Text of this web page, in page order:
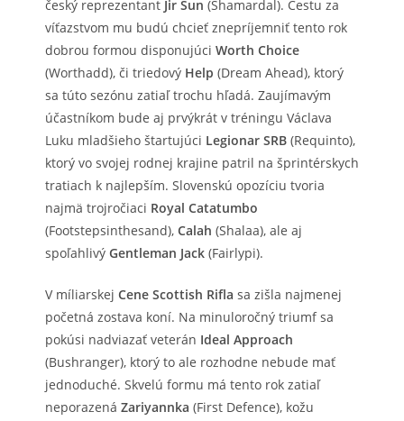
český reprezentant Jir Sun (Shamardal). Cestu za
víťazstvom mu budú chcieť znepríjemniť tento rok
dobrou formou disponujúci Worth Choice
(Worthadd), či triedový Help (Dream Ahead), ktorý
sa túto sezónu zatiaľ trochu hľadá. Zaujímavým
účastníkom bude aj prvýkrát v tréningu Václava
Luku mladšieho štartujúci Legionar SRB (Requinto),
ktorý vo svojej rodnej krajine patril na šprintérskych
tratiach k najlepším. Slovenskú opozíciu tvoria
najmä trojročiaci Royal Catatumbo
(Footstepsinthesand), Calah (Shalaa), ale aj
spoľahlivý Gentleman Jack (Fairlypi).
V míliarskej Cene Scottish Rifla sa zišla najmenej
početná zostava koní. Na minuloročný triumf sa
pokúsi nadviazať veterán Ideal Approach
(Bushranger), ktorý to ale rozhodne nebude mať
jednoduché. Skvelú formu má tento rok zatiaľ
neporazená Zariyannka (First Defence), kožu